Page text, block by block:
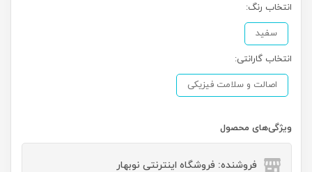
انتخاب رنگ:
سفید
انتخاب گارانتی:
اصالت و سلامت فیزیکی
ویژگی‌های محصول
فروشنده: فروشگاه اینترنتی نوبهار